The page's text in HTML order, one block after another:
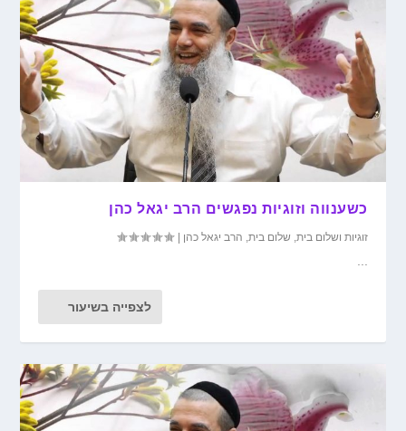
כשענווה וזוגיות נפגשים הרב יגאל כהן
זוגיות ושלום בית ,שלום בית הרב יגאל כהן |
לצפייה בשיעור